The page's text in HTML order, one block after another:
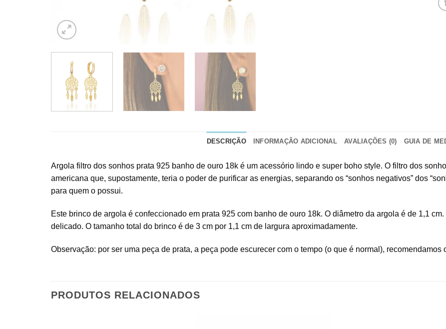
DESCRIÇÃO INFORMAÇÃO ADICIONAL AVALIAÇÕES (0) GUIA DE
Argola filtro dos sonhos prata 925 banho de ouro 18k é um acessório lindo e super boho style. O filtro dos
americana que, supostamente, teria o poder de purificar as energias, separando os “sonhos negativos” dos
para quem o possui.
Este brinco de argola é confeccionado em prata 925 com banho de ouro 18k. O diâmetro da argola é de 1,1
delicado. O tamanho total do brinco é de 3 cm por 1,1 cm de largura aproximadamente.
Observação: por ser uma peça de prata, a peça pode escurecer com o tempo (o que é normal),
PRODUTOS RELACIONADOS